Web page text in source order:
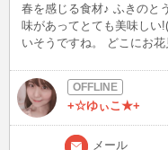
春を感じる食材♪ ふきのと
味があってとても美味しい
いそうですね。 どこにお
+☆ゆぃこ★+
メール